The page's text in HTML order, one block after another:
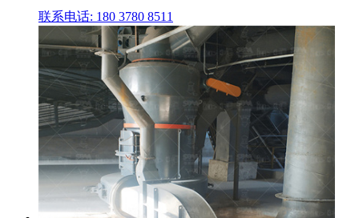
联系电话: 180 3780 8511